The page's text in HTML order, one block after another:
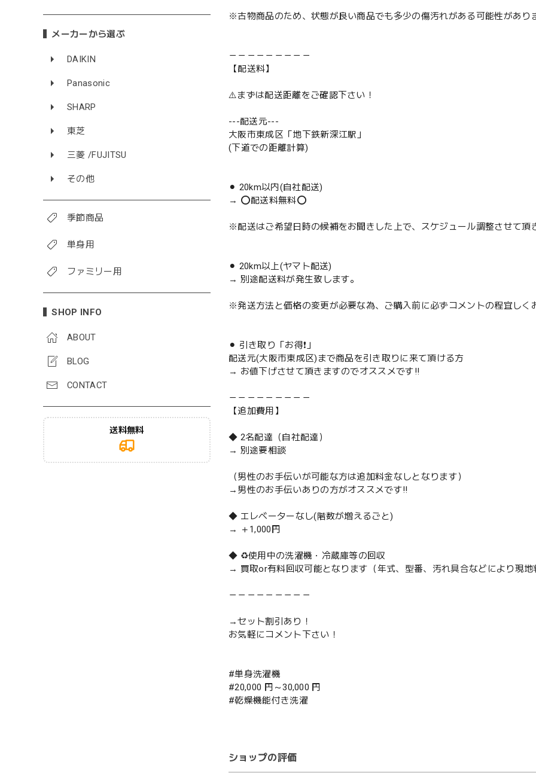
メーカーから選ぶ
DAIKIN
Panasonic
SHARP
東芝
三菱 /FUJITSU
その他
季節商品
単身用
ファミリー用
SHOP INFO
ABOUT
BLOG
CONTACT
送料無料
※古物商品のため、状態が良い商品でも多少の傷汚れがある可能性があり
－－－－－－－－－
【配送料】
⚠️まずは配送距離をご確認下さい！
---配送元---
大阪市東成区「地下鉄新深江駅」
(下道での距離計算)
⚫︎ 20km以内(自社配送)
→ ⭕️配送料無料⭕️
※配送はご希望日時の候補をお聞きした上で、スケジュール調整させて頂
⚫︎ 20km以上(ヤマト配送)
→ 別途配送料が発生致します。
※発送方法と価格の変更が必要な為、ご購入前に必ずコメントの程宜しく
⚫︎ 引き取り「お得❗️」
配送元(大阪市東成区)まで商品を引き取りに来て頂ける方
→ お値下げさせて頂きますのでオススメです‼️
－－－－－－－－－
【追加費用】
◆ 2名配達（自社配達）
→ 別途要相談
（男性のお手伝いが可能な方は追加料金なしとなります）
→男性のお手伝いありの方がオススメです‼️
◆ エレベーターなし(階数が増えるごと)
→ ＋1,000円
◆ ♻️使用中の洗濯機・冷蔵庫等の回収
→ 買取or有料回収可能となります（年式、型番、汚れ具合などにより現
－－－－－－－－－
→セット割引あり！
お気軽にコメント下さい！
#単身洗濯機
#20,000 円～30,000 円
#乾燥機能付き洗濯
ショップの評価